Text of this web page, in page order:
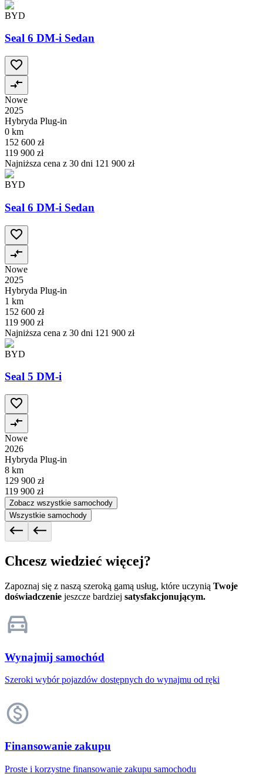
BYD
Seal 6 DM-i Sedan
Nowe
2025
Hybryda Plug-in
0 km
152 600 zł
119 900 zł
Najniższa cena z 30 dni 121 900 zł
BYD
Seal 6 DM-i Sedan
Nowe
2025
Hybryda Plug-in
1 km
152 600 zł
119 900 zł
Najniższa cena z 30 dni 121 900 zł
BYD
Seal 5 DM-i
Nowe
2026
Hybryda Plug-in
8 km
129 900 zł
119 900 zł
Zobacz wszystkie samochody
Wszystkie samochody
Chcesz wiedzieć więcej?
Zapoznaj się z naszą szeroką gamą usług, które uczynią Twoje
doświadczenie jeszcze bardziej satysfakcjonującym.
Wynajmij samochód
Szeroki wybór pojazdów dostępnych do wynajmu od ręki
Finansowanie zakupu
Proste i korzystne finansowanie zakupu samochodu